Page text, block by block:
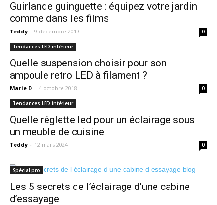
Guirlande guinguette : équipez votre jardin
comme dans les films
Teddy - 9 décembre 2019 0
Tendances LED intérieur
Quelle suspension choisir pour son
ampoule retro LED à filament ?
Marie D - 4 octobre 2018 0
Tendances LED intérieur
Quelle réglette led pour un éclairage sous
un meuble de cuisine
Teddy - 12 mars 2024 0
Spécial pro
Les 5 secrets de l’éclairage d’une cabine
d’essayage